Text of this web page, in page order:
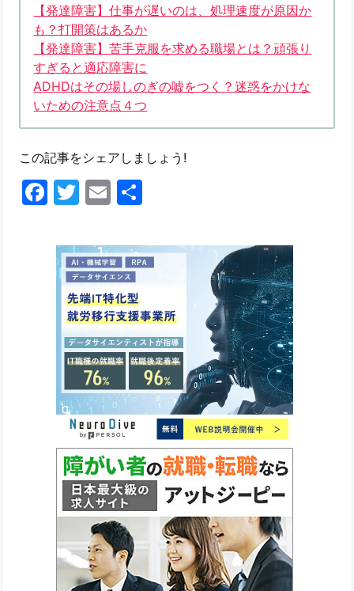
【発達障害】仕事が遅いのは、処理速度が原因か
も？打開策はあるか
【発達障害】苦手克服を求める職場とは？頑張り
すぎると適応障害に
ADHDはその場しのぎの嘘をつく？迷惑をかけな
いための注意点４つ
この記事をシェアしましょう!
Facebook
Twitter
Email